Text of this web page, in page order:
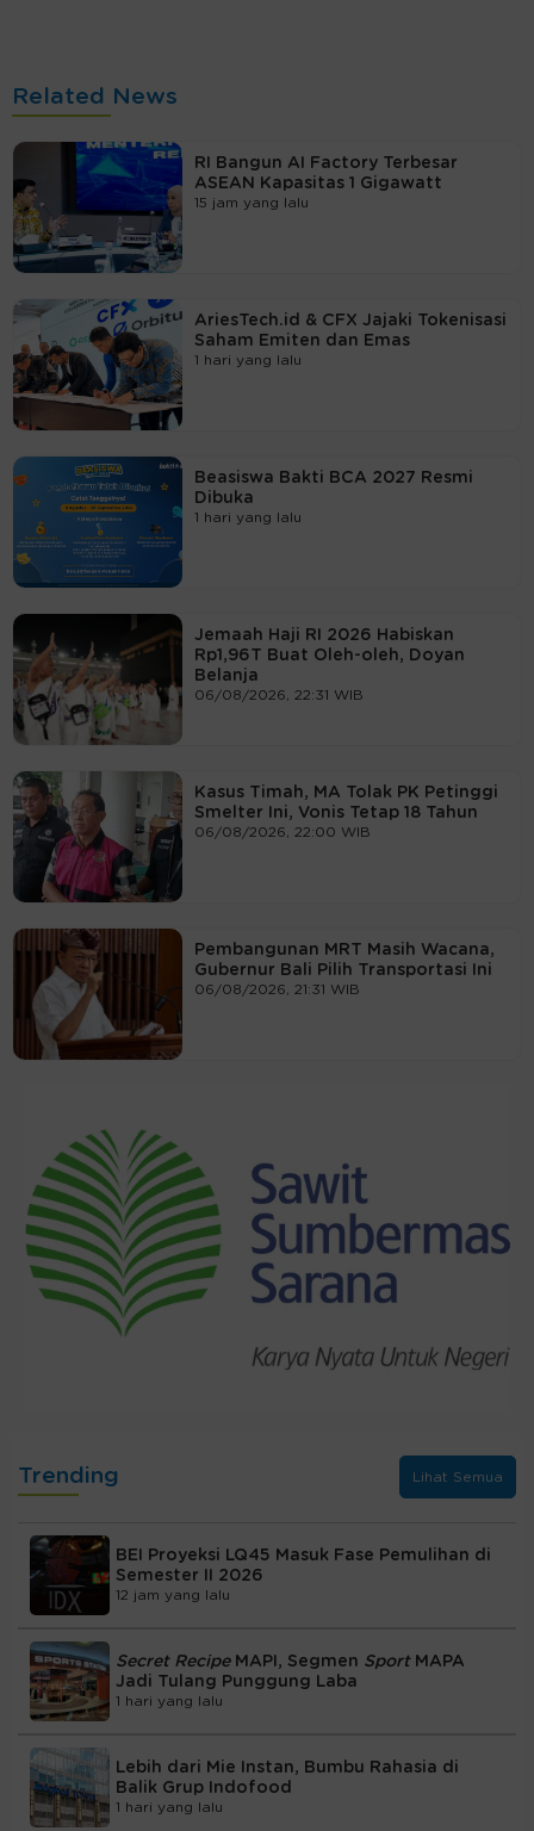
Related News
RI Bangun AI Factory Terbesar
ASEAN Kapasitas 1 Gigawatt
15 jam yang lalu
AriesTech.id & CFX Jajaki Tokenisasi
Saham Emiten dan Emas
1 hari yang lalu
Beasiswa Bakti BCA 2027 Resmi
Dibuka
1 hari yang lalu
Jemaah Haji RI 2026 Habiskan
Rp1,96T Buat Oleh-oleh, Doyan
Belanja
06/08/2026, 22:31 WIB
Kasus Timah, MA Tolak PK Petinggi
Smelter Ini, Vonis Tetap 18 Tahun
06/08/2026, 22:00 WIB
Pembangunan MRT Masih Wacana,
Gubernur Bali Pilih Transportasi Ini
06/08/2026, 21:31 WIB
Trending Lihat Semua
BEI Proyeksi LQ45 Masuk Fase Pemulihan di
Semester II 2026
12 jam yang lalu
Secret RecipeMAPI, Segmen Sport MAPA
Jadi Tulang Punggung Laba
1 hari yang lalu
Lebih dari Mie Instan, Bumbu Rahasia di
Balik Grup Indofood
1 hari yang lalu